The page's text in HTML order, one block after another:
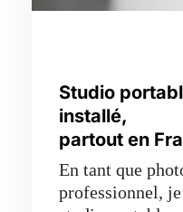
Studio
installé,
partout en
En tant que
professionnel,